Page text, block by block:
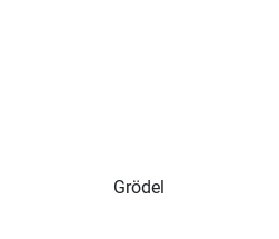
Grödel